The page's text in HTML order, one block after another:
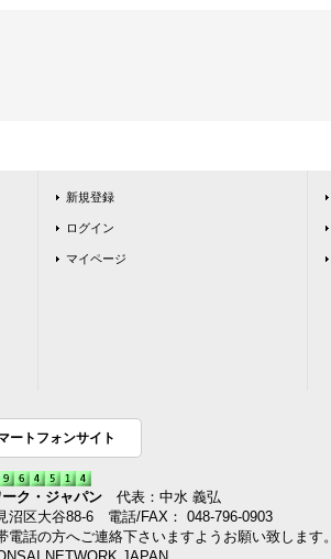
新規登録
ログイン
マイページ
ートフォンサイト
ク・ジャパン代表：中水 義弘
沼区大谷88-6 電話/FAX： 048-796-0903
話の方へご連絡下さいますようお願い致します。